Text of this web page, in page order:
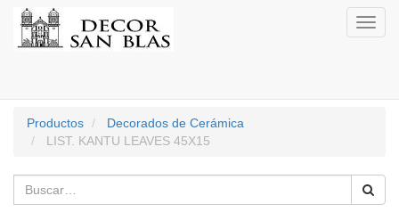
Productos
Decorados de Cerámica
LIST. KANTU LEAVES 45X15